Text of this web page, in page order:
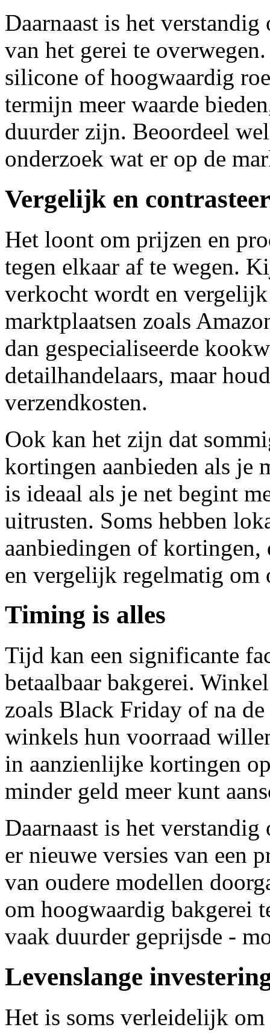
Daarnaast is het
van het gerei te
silicone of hoogwaardig
termijn meer waarde
duurder zijn. Beoordeel
onderzoek wat er op de
Vergelijk en
Het loont om prijzen en
tegen elkaar af te wegen.
verkocht wordt en
marktplaatsen zoals
dan gespecialiseerde
detailhandelaars, maar
verzendkosten.
Ook kan het zijn dat
kortingen aanbieden als je
is ideaal als je net begint
uitrusten. Soms hebben
aanbiedingen of
en vergelijk regelmatig om
Timing is alles
Tijd kan een significante
betaalbaar bakgerei.
zoals Black Friday of na de
winkels hun voorraad
in aanzienlijke kortingen
minder geld meer kunt
Daarnaast is het
er nieuwe versies van een
van oudere modellen
om hoogwaardig bakgerei
vaak duurder geprijsde -
Levenslange
Het is soms verleidelijk